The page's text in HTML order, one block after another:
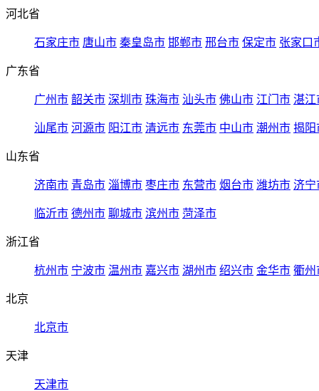
河北省
石家庄市 唐山市 秦皇岛市 邯郸市 邢台市 保定市 张家口
广东省
广州市 韶关市 深圳市 珠海市 汕头市 佛山市 江门市 湛江
汕尾市 河源市 阳江市 清远市 东莞市 中山市 潮州市 揭阳
山东省
济南市 青岛市 淄博市 枣庄市 东营市 烟台市 潍坊市 济宁
临沂市 德州市 聊城市 滨州市 菏泽市
浙江省
杭州市 宁波市 温州市 嘉兴市 湖州市 绍兴市 金华市 衢州
北京
北京市
天津
天津市